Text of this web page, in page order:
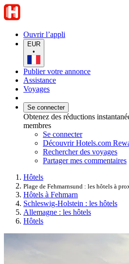
Ouvrir l’appli
EUR
•
Publier votre annonce
Assistance
Voyages
Se connecter
Obtenez des réductions
membres
Se connecter
Découvrir Hotels.com
Rechercher des voyages
Partager mes commentaires
Hôtels
Plage de Fehmarnsund : les hôtels à
Hôtels à Fehmarn
Schleswig-Holstein : les hôtels
Allemagne : les hôtels
Hôtels